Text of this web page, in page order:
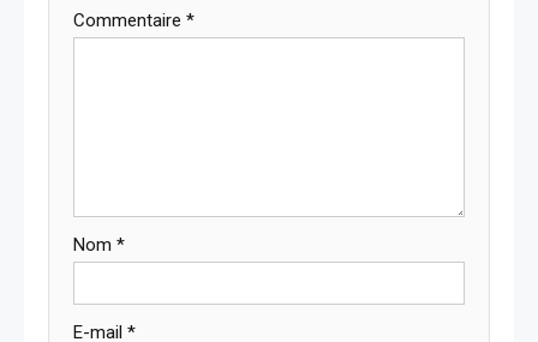
Commentaire *
Nom *
E-mail *